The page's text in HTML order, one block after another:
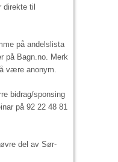
direkte til
på andelslista
på Bagn.no. Merk
være anonym.
bidrag/sponsing
på 92 22 48 81
del av Sør-